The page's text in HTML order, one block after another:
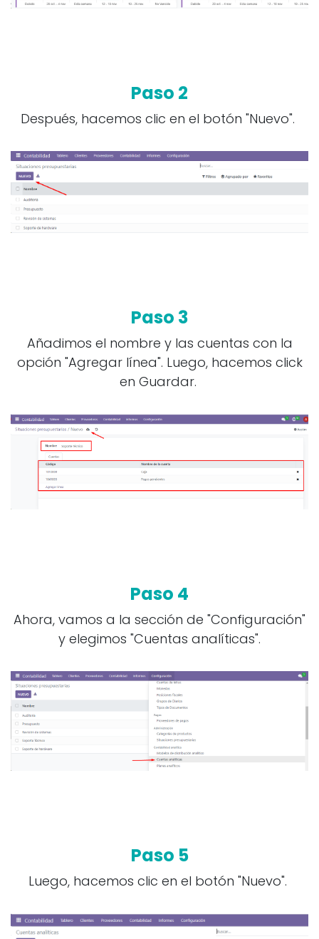
Paso 2
Después, hacemos clic en el botón "Nuevo".
Paso 3
Añadimos el nombre y las cuentas con la
opción "Agregar línea". Luego, hacemos click
en Guardar.
Paso 4
Ahora, vamos a la sección de "Configuración"
y elegimos "Cuentas analíticas".
Paso 5
Luego, hacemos clic en el botón "Nuevo".